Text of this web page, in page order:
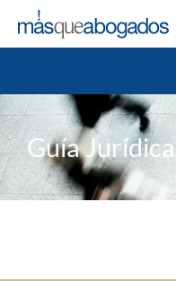
Guía Jurídica